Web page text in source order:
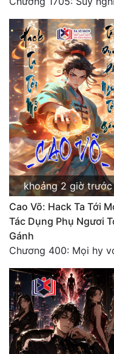
Quân Sự
Sảng Văn
Sủng
Thanh Xuân
Tiên Hiệp
Tiểu Thuyết
Trinh Thám
Triều Đấu
Trùng Sinh
Tu Chân
Tu Tiên
Tội Phạm
khoảng 2 giờ trước
Cao Võ: Hack Ta Tới
Tác Dụng Phụ Ngươi
Gánh